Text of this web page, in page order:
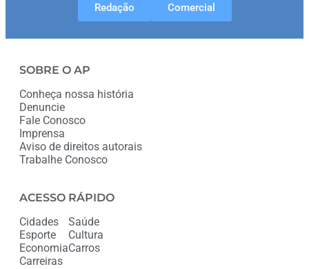
Redação Comercial
SOBRE O AP
Conheça nossa história
Denuncie
Fale Conosco
Imprensa
Aviso de direitos autorais
Trabalhe Conosco
ACESSO RÁPIDO
Cidades
Esporte
Economia
Carreiras
Saúde
Cultura
Carros